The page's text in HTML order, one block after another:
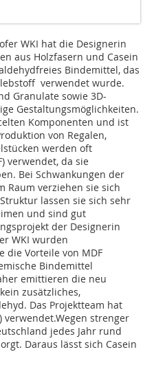
WKI hat die Designerin
aus Holzfasern und Casein
Bindemittel, das
verwendet wurde.
Granulate sowie 3D-
Gestaltungsmöglichkeiten.
Komponenten und ist
von Regalen,
werden oft
verwendet, da sie
Bei Schwankungen der
Raum verziehen sie sich
lassen sie sich sehr
und sind gut
der Designerin
WKI wurden
die Vorteile von MDF
Bindemittel
emittieren die neu
zusätzliches,
Das Projektteam hat
verwendet.Wegen strenger
jedes Jahr rund
Daraus lässt sich Casein